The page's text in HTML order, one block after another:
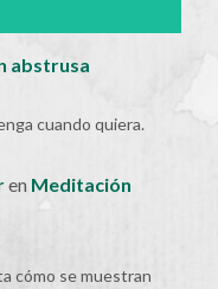
abstrusa
cuando quiera.
en Meditación
cómo se muestran